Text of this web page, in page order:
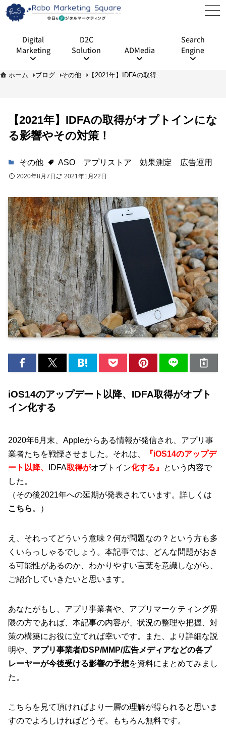
Digital
Marketing
D2C
Solution
ADMedia
Search
Engine
ホーム ブログ その他 【2021年】IDFAの取得...
【2021年】IDFAの取得がオプトインにな
る影響やその対策！
その他 ASO アプリストア 効果測定 広告運用
2020年8月7日 2021年1月22日
iOS14のアップデート以降、IDFA取得がオプト
イン化する
2020年6月末、Appleからある情報が発信され、アプリ事
業者たちを戦慄させました。それは、
『 iOS14のアップデ
ート以降、
IDFA取得がオプトイン化する』
という内容で
した。
（その後2021年への延期が発表されています。詳しくは
こちら。）
え、それってどういう意味？何が問題なの？という方も多
くいらっしゃるでしょう。本記事では、どんな問題がおき
る可能性があるのか、わかりやすい言葉を意識しながら、
ご紹介していきたいと思います。
あなたがもし、アプリ事業者や、アプリマーケティング界
隈の方であれば、本記事の内容が、状況の整理や把握、対
策の構築にお役に立てれば幸いです。また、より詳細な説
明や、 アプリ事業者/DSP/MMP/広告メディアなどの各プ
レーヤーが今後受ける影響の予想を資料にまとめてみまし
た。
こちらを見て頂ければより一層の理解が得られると思いま
すのでよろしければどうぞ。もちろん無料です。